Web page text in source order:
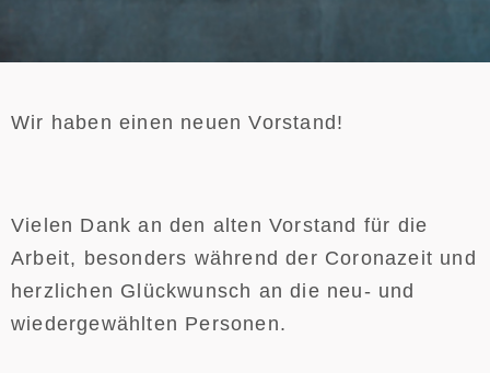
Wir haben einen neuen Vorstand!
Vielen Dank an den alten Vorstand für die
Arbeit, besonders während der Coronazeit und
herzlichen Glückwunsch an die neu- und
wiedergewählten Personen.